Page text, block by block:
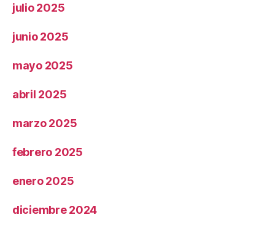
julio 2025
junio 2025
mayo 2025
abril 2025
marzo 2025
febrero 2025
enero 2025
diciembre 2024